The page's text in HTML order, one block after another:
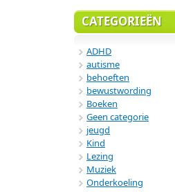
CATEGORIEËN
ADHD
autisme
behoeften
bewustwording
Boeken
Geen categorie
jeugd
Kind
Lezing
Muziek
Onderkoeling